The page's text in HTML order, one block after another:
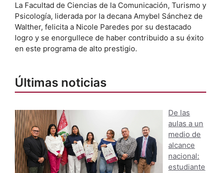
La Facultad de Ciencias de la Comunicación, Turismo y
Psicología, liderada por la decana Amybel Sánchez de
Walther, felicita a Nicole Paredes por su destacado
logro y se enorgullece de haber contribuido a su éxito
en este programa de alto prestigio.
Últimas noticias
De las
aulas a un
medio de
alcance
nacional:
estudiante